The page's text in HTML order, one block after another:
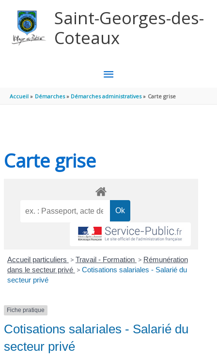
Saint-Georges-des-
Coteaux
MENU
PRINCIPAL
Accueil Démarches Démarches administratives Carte grise
Carte grise
Accueil particuliers > Travail - Formation > Rémunération
dans le secteur privé > Cotisations salariales - Salarié du
secteur privé
Fiche pratique
Cotisations salariales - Salarié du
secteur privé